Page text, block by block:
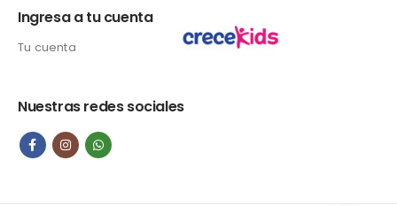
Ingresa a tu cuenta
Tu cuenta
Nuestras redes sociales